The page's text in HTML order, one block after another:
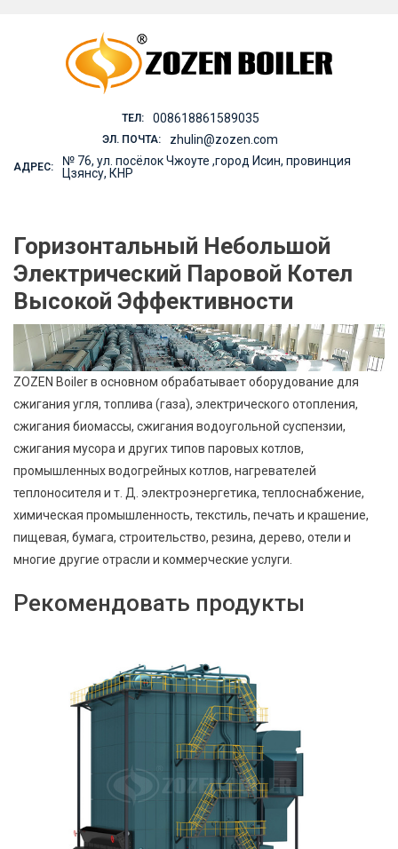
ТЕЛ: 008618861589035
ЭЛ. ПОЧТА: zhulin@zozen.com
АДРЕС:
№ 76, ул. посёлок Чжоуте ,город Исин, провинция
Цзянсу, КНР
Горизонтальный Небольшой
Электрический Паровой Котел
Высокой Эффективности
ZOZEN Boiler в основном обрабатывает оборудование для
сжигания угля, топлива (газа), электрического отопления,
сжигания биомассы, сжигания водоугольной суспензии,
сжигания мусора и других типов паровых котлов,
промышленных водогрейных котлов, нагревателей
теплоносителя и т. Д. электроэнергетика, теплоснабжение,
химическая промышленность, текстиль, печать и крашение,
пищевая, бумага, строительство, резина, дерево, отели и
многие другие отрасли и коммерческие услуги.
Рекомендовать продукты